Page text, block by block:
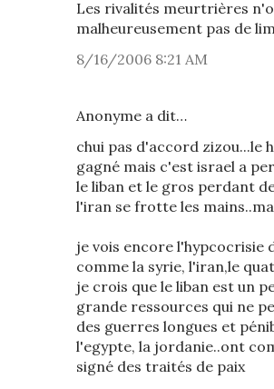
Les rivalités meurtrières
malheureusement pas de
8/16/2006 8:21 AM
Anonyme a dit…
chui pas d'accord zizou...le
gagné mais c'est israel a
le liban et le gros perdant
l'iran se frotte les
je vois encore l'hypcocrisie
comme la syrie, l'iran,le
je crois que le liban est un
grande ressources qui ne
des guerres longues et
l'egypte, la jordanie..ont
signé des traités de paix